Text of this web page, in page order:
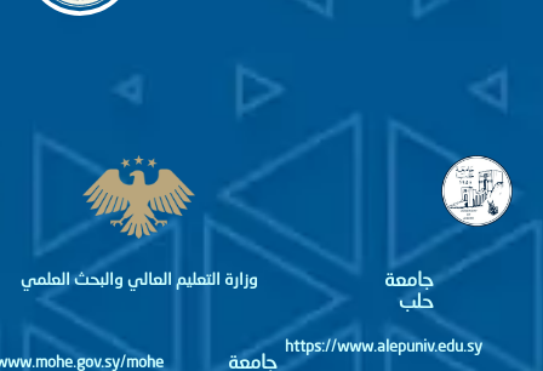
جامعة
https://www.alepuniv.edu.sy
جامعة
وزارة التعليم العالي والبحث العلمي
http://www.mohe.gov.sy/mohe